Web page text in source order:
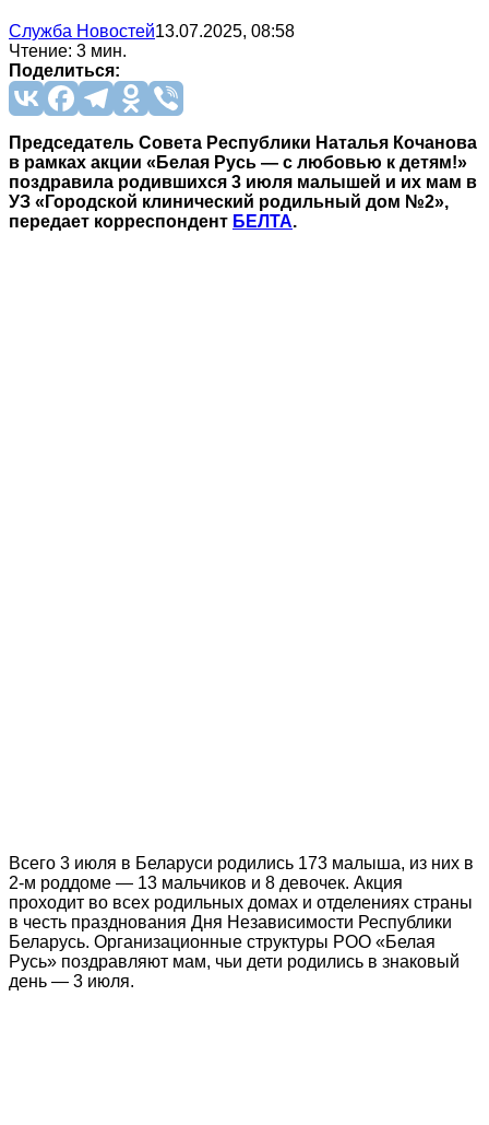
Служба Новостей13.07.2025, 08:58
Чтение: 3 мин.
Поделиться:
Председатель Совета Республики Наталья Кочанова
в рамках акции «Белая Русь — с любовью к детям!»
поздравила родившихся 3 июля малышей и их мам в
УЗ «Городской клинический родильный дом №2»,
передает корреспондент БЕЛТА.
Всего 3 июля в Беларуси родились 173 малыша, из них в
2-м роддоме — 13 мальчиков и 8 девочек. Акция
проходит во всех родильных домах и отделениях страны
в честь празднования Дня Независимости Республики
Беларусь. Организационные структуры РОО «Белая
Русь» поздравляют мам, чьи дети родились в знаковый
день — 3 июля.